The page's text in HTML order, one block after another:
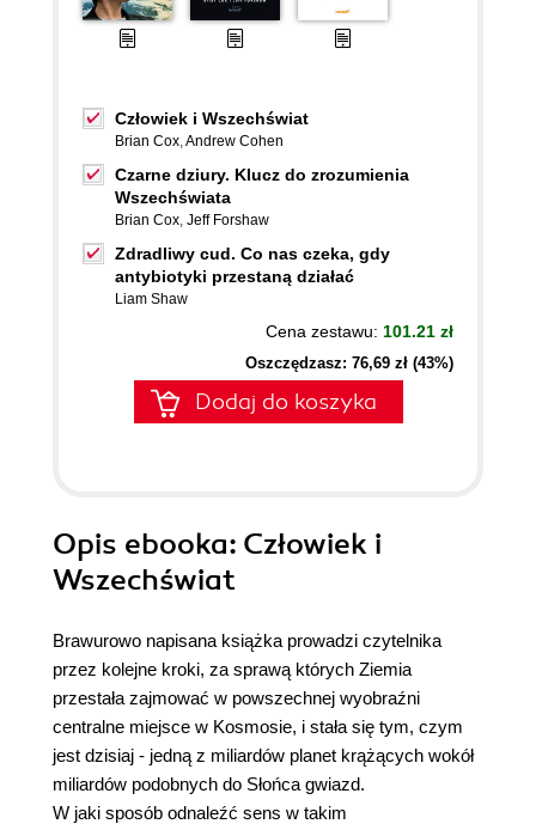
Człowiek i Wszechświat
Brian Cox,Andrew Cohen
Czarne dziury. Klucz do zrozumienia
Wszechświata
Brian Cox, Jeff Forshaw
Zdradliwy cud. Co nas czeka, gdy
antybiotyki przestaną działać
Liam Shaw
Cena zestawu: 101.21 zł
Oszczędzasz: 76,69 zł (43%)
Dodaj do koszyka
Opis ebooka: Człowiek i
Wszechświat
Brawurowo napisana książka prowadzi czytelnika
przez kolejne kroki, za sprawą których Ziemia
przestała zajmować w powszechnej wyobraźni
centralne miejsce w Kosmosie, i stała się tym, czym
jest dzisiaj - jedną z miliardów planet krążących wokół
miliardów podobnych do Słońca gwiazd.
W jaki sposób odnaleźć sens w takim